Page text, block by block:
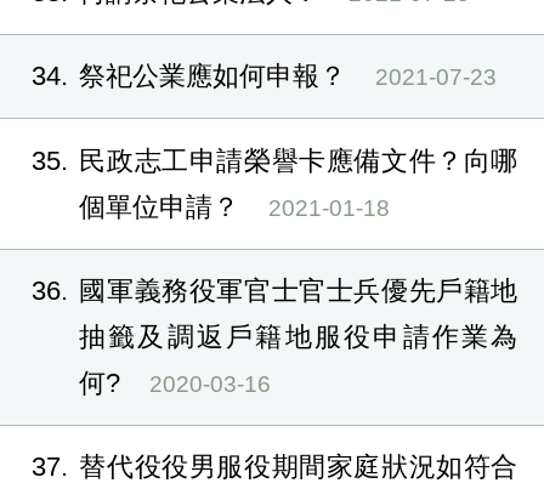
34 祭祀公業應如何申報？ 2021-07-23
35
民政志工申請榮譽卡應備文件？向哪
個單位申請？
2021-01-18
36
國軍義務役軍官士官士兵優先戶籍地
抽籤及調返戶籍地服役申請作業為
何?
2020-03-16
37
替代役役男服役期間家庭狀況如符合